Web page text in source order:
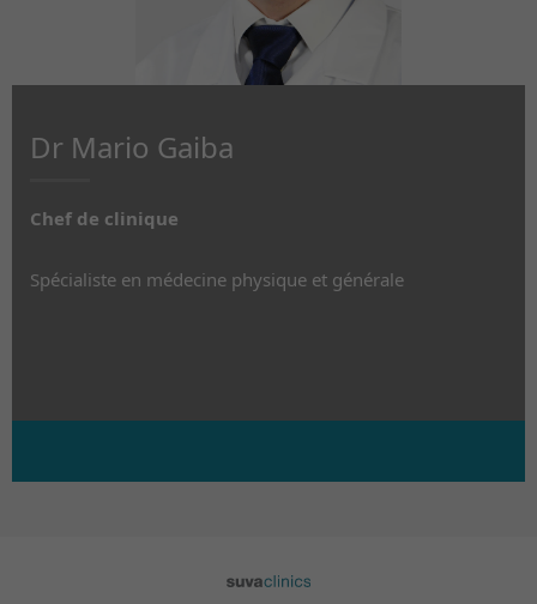
Dr Mario Gaiba
Chef de clinique
Spécialiste en médecine physique et générale